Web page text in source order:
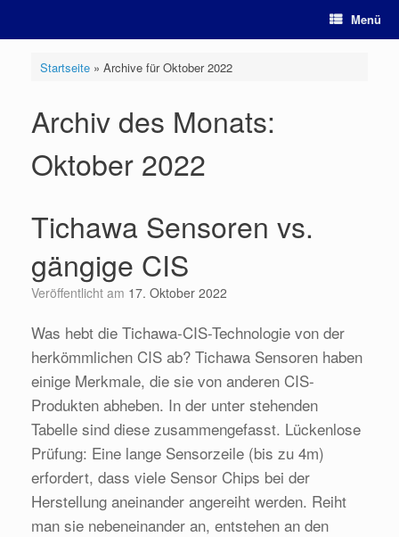
springen
Menü
Startseite» Archive für Oktober 2022
Archiv des Monats:
Oktober 2022
Tichawa Sensoren vs.
gängige CIS
Veröffentlicht am 17. Oktober 2022
Was hebt die Tichawa-CIS-Technologie von der
herkömmlichen CIS ab? Tichawa Sensoren haben
einige Merkmale, die sie von anderen CIS-
Produkten abheben. In der unter stehenden
Tabelle sind diese zusammengefasst. Lückenlose
Prüfung: Eine lange Sensorzeile (bis zu 4m)
erfordert, dass viele Sensor Chips bei der
Herstellung aneinander angereiht werden. Reiht
man sie nebeneinander an, entstehen an den